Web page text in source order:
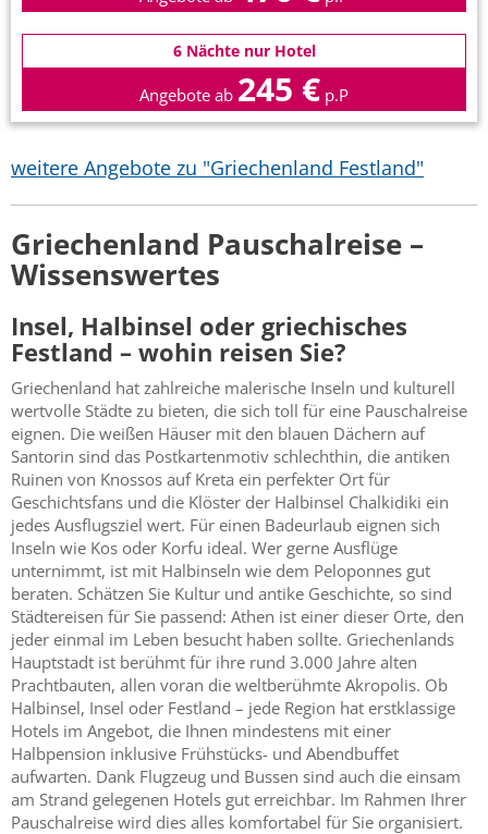
6 Nächte nur Hotel
Angebote ab 245 € p.P
weitere Angebote zu "Griechenland Festland"
Griechenland Pauschalreise –
Wissenswertes
Insel, Halbinsel oder griechisches
Festland – wohin reisen Sie?
Griechenland hat zahlreiche malerische Inseln und kulturell
wertvolle Städte zu bieten, die sich toll für eine Pauschalreise
eignen. Die weißen Häuser mit den blauen Dächern auf
Santorin sind das Postkartenmotiv schlechthin, die antiken
Ruinen von Knossos auf Kreta ein perfekter Ort für
Geschichtsfans und die Klöster der Halbinsel Chalkidiki ein
jedes Ausflugsziel wert. Für einen Badeurlaub eignen sich
Inseln wie Kos oder Korfu ideal. Wer gerne Ausflüge
unternimmt, ist mit Halbinseln wie dem Peloponnes gut
beraten. Schätzen Sie Kultur und antike Geschichte, so sind
Städtereisen für Sie passend: Athen ist einer dieser Orte, den
jeder einmal im Leben besucht haben sollte. Griechenlands
Hauptstadt ist berühmt für ihre rund 3.000 Jahre alten
Prachtbauten, allen voran die weltberühmte Akropolis. Ob
Halbinsel, Insel oder Festland – jede Region hat erstklassige
Hotels im Angebot, die Ihnen mindestens mit einer
Halbpension inklusive Frühstücks- und Abendbuffet
aufwarten. Dank Flugzeug und Bussen sind auch die einsam
am Strand gelegenen Hotels gut erreichbar. Im Rahmen Ihrer
Pauschalreise wird dies alles komfortabel für Sie organisiert.